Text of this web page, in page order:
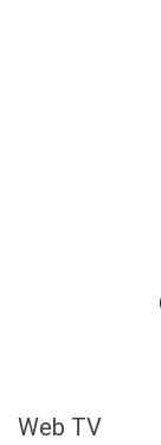
Web TV